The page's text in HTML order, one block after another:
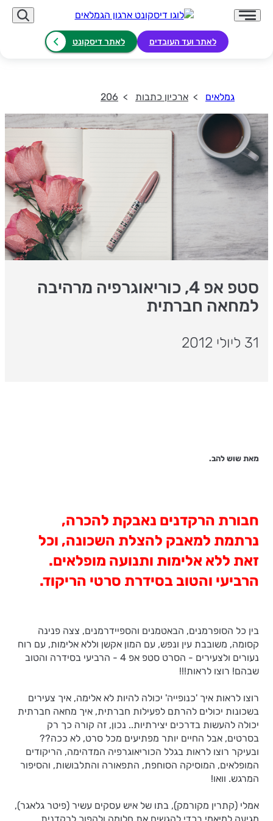
לאתר ועד העובדים לאתר דיסקונט
גמלאים ארכיון כתבות 206
סטפ אפ 4, כוריאוגרפיה מרהיבה
למחאה חברתית
31 ליולי 2012
מאת שוש להב.
חבורת הרקדנים נאבקת להכרה,
נרתמת למאבק להצלת השכונה, וכל
זאת ללא אלימות ותנועה מופלאים.
הרביעי והטוב בסידרת סרטי הריקוד.
בין כל הסופרמנים, הבאטמנים והספיידרמנים, צצה פנינה
קסומה, משובבת עין ונפש, עם המון אקשן וללא אלימות, עם רוח
נעורים ולצעירים - הסרט סטפ אפ 4 - הרביעי בסידרה והטוב
שבהם! רוצו לראות!!!
רוצו לראות איך 'כנופייה' יכולה להיות לא אלימה, איך צעירים
בשכונות יכולים להרתם לפעילות חברתית, איך מחאה חברתית
יכולה להעשות בדרכים יצירתיות.. נכון, זה קורה כך רק
בסרטים, אבל החיים יותר מפתיעים מכל סרט, לא ככה??
ובעיקר רוצו לראות בגלל הכוריאוגרפיה המדהימה, הריקודים
המופלאים, המוסיקה הסוחפת, התפאורה והתלבושות, והסיפור
המרגש. וואו!
אמלי (קתרין מקורמק), בתו של איש עסקים עשיר (פיטר גלאגר),